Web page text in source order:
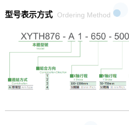
型号表示方式 Ordering Method